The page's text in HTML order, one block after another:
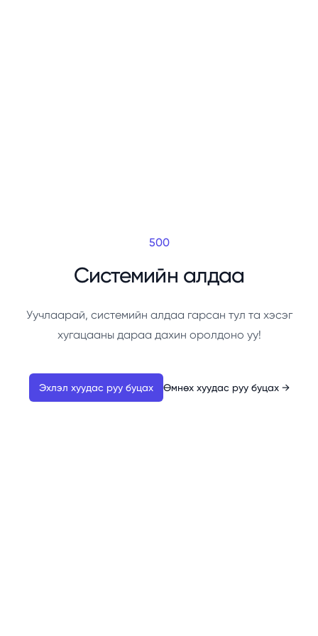
500
Системийн алдаа
Уучлаарай, системийн алдаа гарсан тул та хэсэг
хугацааны дараа дахин оролдоно уу!
Эхлэл хуудас руу буцах Өмнөх хуудас руу буцах →